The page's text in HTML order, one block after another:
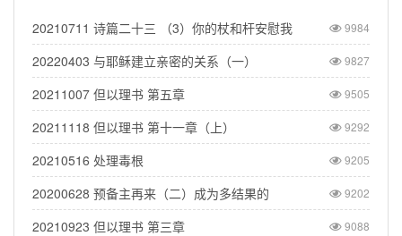
20210711 诗篇二十三 （3）你的杖和杆安慰我 9984
20220403 与耶稣建立亲密的关系（一） 9827
20211007 但以理书 第五章 9505
20211118 但以理书 第十一章（上） 9292
20210516 处理毒根 9205
20200628 预备主再来（二）成为多结果的 9202
20210923 但以理书 第三章 9088